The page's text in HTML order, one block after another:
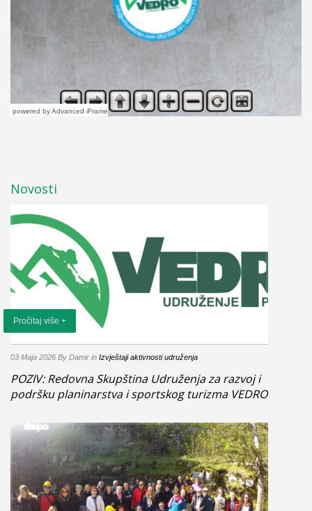
powered by Advanced iFrame
Novosti
Pročitaj više +
03 Maja 2026 By Damir in Izvještaji aktivnosti udruženja
POZIV: Redovna Skupština Udruženja za razvoj i
podršku planinarstva i sportskog turizma VEDRO